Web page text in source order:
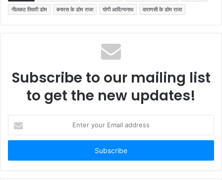
नीलकठ तिवारी डोम
बनारस के डोम राजा योगी आदित्यनाथ वाराणसी के डोम राजा
Subscribe to our mailing list
to get the new updates!
your
Email